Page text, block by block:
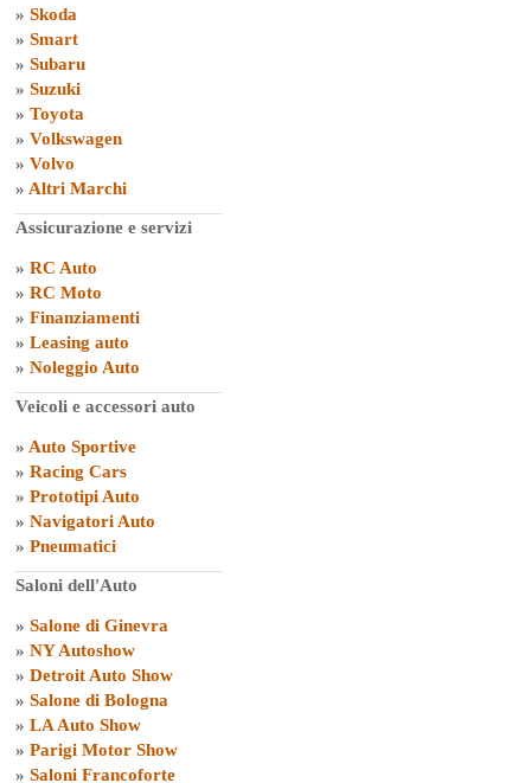
» Skoda
» Smart
» Subaru
» Suzuki
» Toyota
» Volkswagen
» Volvo
» Altri Marchi
Assicurazione e servizi
» RC Auto
» RC Moto
» Finanziamenti
» Leasing auto
» Noleggio Auto
Veicoli e accessori auto
» Auto Sportive
» Racing Cars
» Prototipi Auto
» Navigatori Auto
» Pneumatici
Saloni dell'Auto
» Salone di Ginevra
» NY Autoshow
» Detroit Auto Show
» Salone di Bologna
» LA Auto Show
» Parigi Motor Show
» Saloni Francoforte